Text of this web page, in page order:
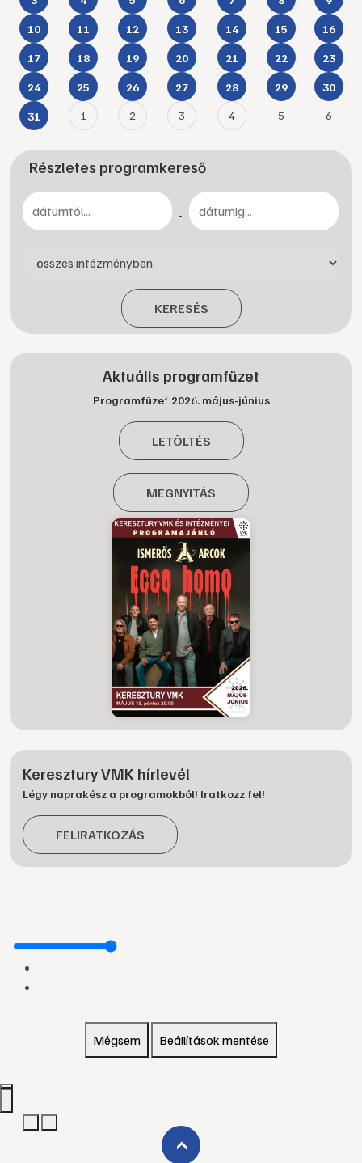
10 11 12 13 14 15 16
17 18 19 20 21 22 23
24 25 26 27 28 29 30
31 1 2 3 4 5 6
Részletes programkereső
-
KERESÉS
Aktuális programfüzet
Programfüzet 2026. május-június
LETÖLTÉS
MEGNYITÁS
Keresztury VMK hírlevél
Légy naprakész a programokból! Iratkozz fel!
FELIRATKOZÁS
Mégsem Beállítások mentése
›